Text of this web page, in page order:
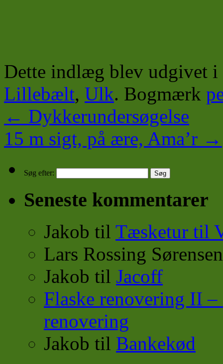
Dette indlæg blev udgivet i
Lillebælt, Ulk. Bogmærk
← Dykkerundersøgelse
15 m sigt, på ære, Ama’r →
Søg efter:
Seneste kommentarer
Jakob til Tæsketur til
Lars Rossing Sørensen
Jakob til Jacoff
Flaske renovering II
renovering
Jakob til Bankekød